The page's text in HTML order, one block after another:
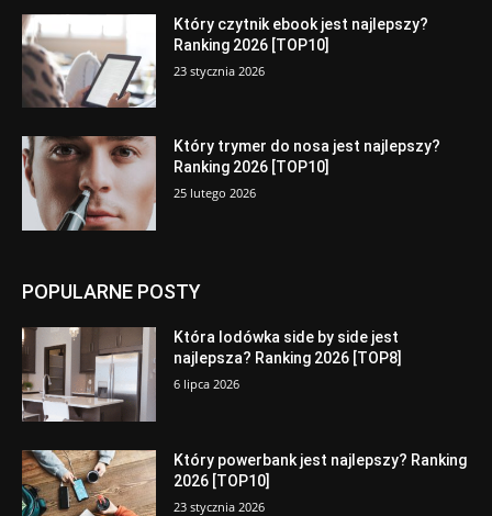
Który czytnik ebook jest najlepszy?
Ranking 2026 [TOP10]
23 stycznia 2026
Który trymer do nosa jest najlepszy?
Ranking 2026 [TOP10]
25 lutego 2026
POPULARNE POSTY
Która lodówka side by side jest
najlepsza? Ranking 2026 [TOP8]
6 lipca 2026
Który powerbank jest najlepszy? Ranking
2026 [TOP10]
23 stycznia 2026